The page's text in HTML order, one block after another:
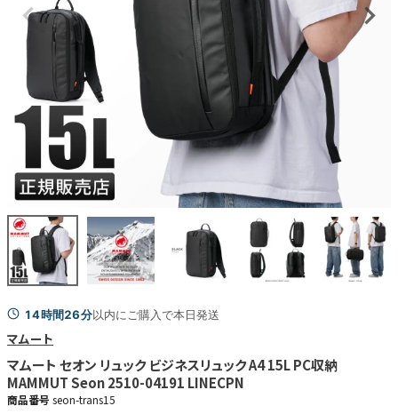
14時間26分以内にご購入で本日発送
マムート
マムート セオン リュック ビジネスリュック A4 15L PC収納
MAMMUT Seon 2510-04191 LINECPN
商品番号 seon-trans15